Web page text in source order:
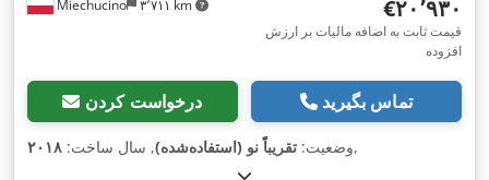
Miechucino ۳٬۷۱۱ km ‎€۲۰٬۹۳۰
قیمت ثابت به اضافه مالیات بر ارزش
افزوده
درخواست کردن تماس بگیرید
وضعیت: تقریباً نو (استفاده‌شده), سال ساخت: ۲۰۱۸ ,